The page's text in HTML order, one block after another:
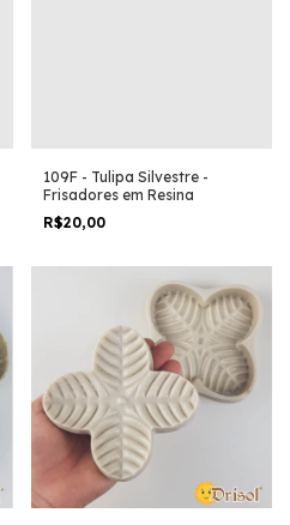
109F - Tulipa Silvestre -
Frisadores em Resina
R$20,00